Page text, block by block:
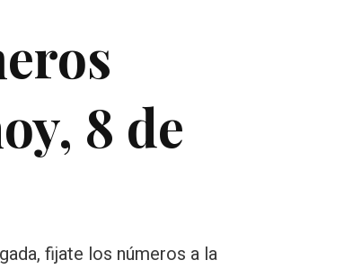
8 de
fijate los números a la